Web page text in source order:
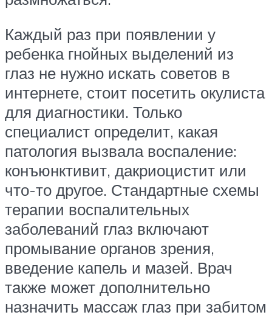
Каждый раз при появлении у
ребенка гнойных выделений из
глаз не нужно искать советов в
интернете, стоит посетить окулиста
для диагностики. Только
специалист определит, какая
патология вызвала воспаление:
конъюнктивит, дакриоцистит или
что-то другое. Стандартные схемы
терапии воспалительных
заболеваний глаз включают
промывание органов зрения,
введение капель и мазей. Врач
также может дополнительно
назначить массаж глаз при забитом